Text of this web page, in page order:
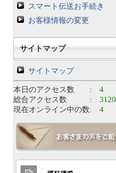
スマート伝送お手続き
お客様情報の変更
サイトマップ
サイトマップ
本日のアクセス数 : 4
総合アクセス数 : 3120
現在オンライン中の数: 4